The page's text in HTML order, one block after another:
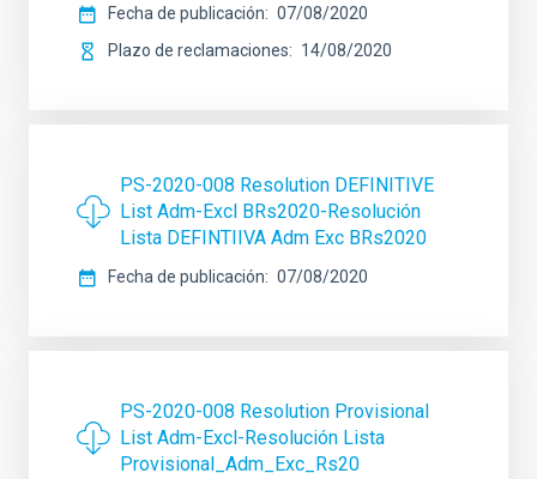
Fecha de publicación
07/08/2020
Plazo de reclamaciones
14/08/2020
PS-2020-008 Resolution DEFINITIVE
List Adm-Excl BRs2020-Resolución
Lista DEFINTIIVA Adm Exc BRs2020
Fecha de publicación 07/08/2020
PS-2020-008 Resolution Provisional
List Adm-Excl-Resolución Lista
Provisional_Adm_Exc_Rs20